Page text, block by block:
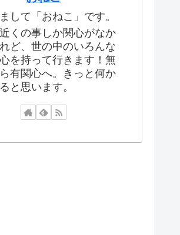
して「おねこ」です。
くの事しか関心がなか
ど、世の中のいろんな
を持って行きます！無
有関心へ。きっと何か
と思います。